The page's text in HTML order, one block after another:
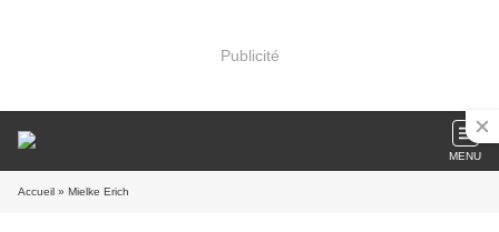
Publicité
MENU
Accueil » Mielke Erich